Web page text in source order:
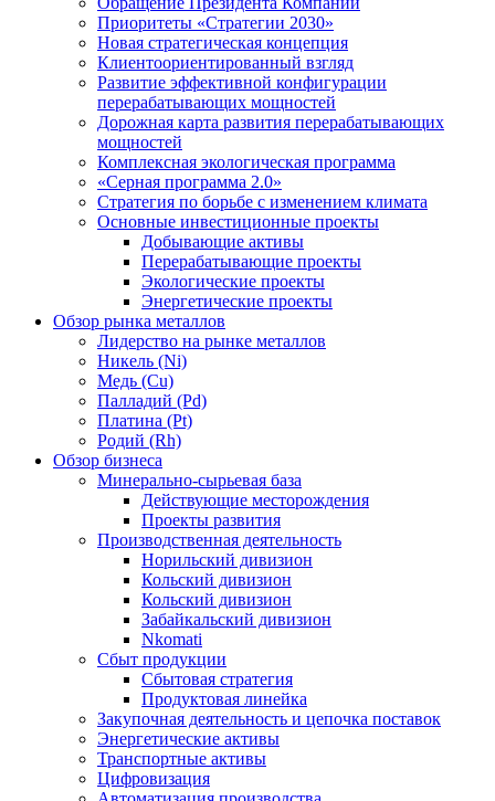
Приоритеты «Стратегии 2030»
Новая стратегическая концепция
Клиентоориентированный взгляд
Развитие эффективной конфигурации
перерабатывающих мощностей
Дорожная карта развития перерабатывающих
мощностей
Комплексная экологическая программа
«Серная программа 2.0»
Стратегия по борьбе с изменением климата
Основные инвестиционные проекты
Добывающие активы
Перерабатывающие проекты
Экологические проекты
Энергетические проекты
Обзор рынка металлов
Лидерство на рынке металлов
Никель (Ni)
Медь (Cu)
Палладий (Pd)
Платина (Pt)
Родий (Rh)
Обзор бизнеса
Минерально-сырьевая база
Действующие месторождения
Проекты развития
Производственная деятельность
Норильский дивизион
Кольский дивизион
Кольский дивизион
Забайкальский дивизион
Nkomati
Сбыт продукции
Сбытовая стратегия
Продуктовая линейка
Закупочная деятельность и цепочка поставок
Энергетические активы
Транспортные активы
Цифровизация